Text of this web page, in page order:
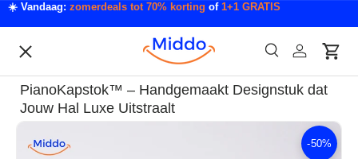
Ga naar inhoud
☀️ Vandaag: zomerdeals tot 70% korting of 1+1 GRATIS
Zoeken
Acties
ZoekenInloggen
Acties & Deals
Slaapkamer & Badkamer
PianoKapstok™ – Handgemaakt Designstuk dat
Jouw Hal Luxe Uitstraalt
Ga direct naar productinformatie -50%